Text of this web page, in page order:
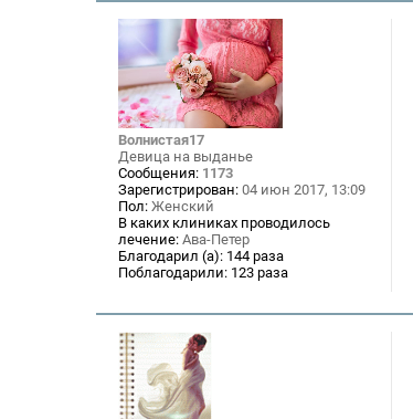
Волнистая17
Девица на выданье
Сообщения: 1173
Зарегистрирован: 04 июн 2017, 13:09
Пол: Женский
В каких клиниках проводилось
лечение: Ава-Петер
Благодарил (а): 144 раза
Поблагодарили: 123 раза